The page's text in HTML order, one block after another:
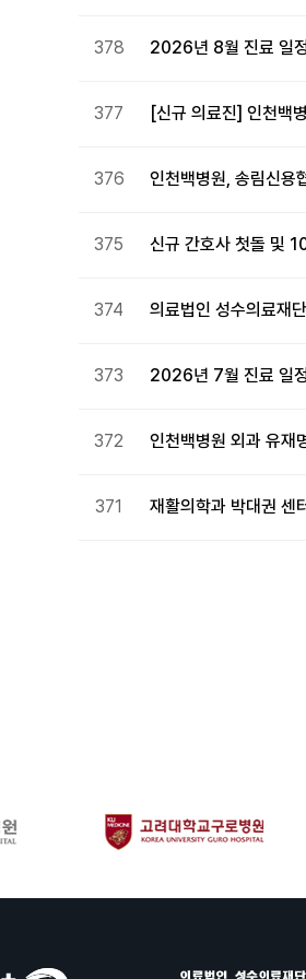
378 2026년 8월 진료 일
377 [신규 의료진] 인천백
376 인천백병원, 송림신용
375 신규 간호사 첫돌 및
374 의료법인 성수의료재
373 2026년 7월 진료 일
372 인천백병원 외과 유재
371 재활의학과 박대권 센